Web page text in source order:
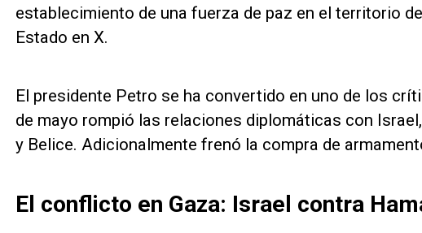
establecimiento de una fuerza de paz en el territorio
Estado en X.
El presidente Petro se ha convertido en uno de los
de mayo rompió las relaciones diplomáticas con
y Belice. Adicionalmente frenó la compra de
El conflicto en Gaza: Israel contra